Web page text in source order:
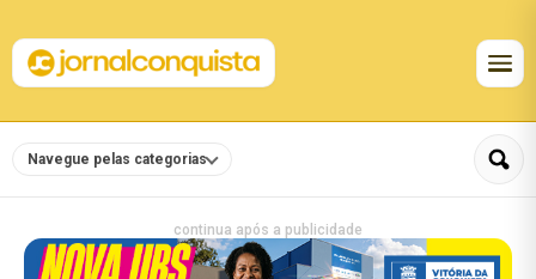
Navegue pelas categorias
continua após a publicidade